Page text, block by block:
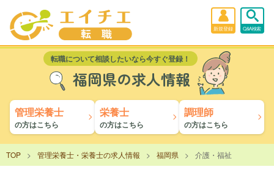
新規登録 Q&A検索
転職について相談したいなら今すぐ登録！
福岡県の求人情報
管理栄養士
の方はこちら
栄養士
の方はこちら
調理師
の方はこちら
TOP 管理栄養士・栄養士の求人情報 福岡県 介護・福祉